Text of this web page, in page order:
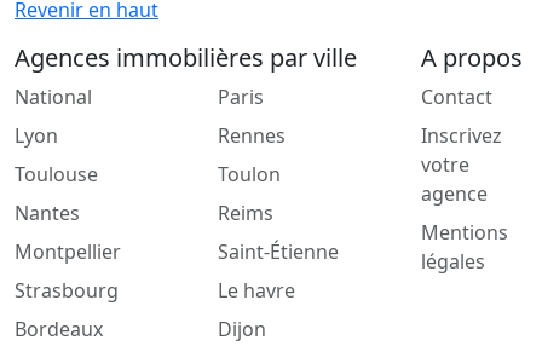
Revenir en haut
Agences immobilières par ville
National
Lyon
Toulouse
Nantes
Montpellier
Strasbourg
Bordeaux
Paris
Rennes
Toulon
Reims
Saint-Étienne
Le havre
Dijon
A propos
Contact
Inscrivez
votre
agence
Mentions
légales